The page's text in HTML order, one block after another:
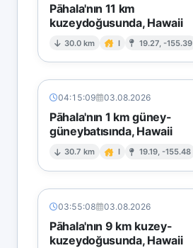
Pāhala'nın 11 km
kuzeydoğusunda, Hawaii
30.0 km I 19.27, -155.39
04:15:09 03.08.2026
Pāhala'nın 1 km güney-
güneybatısında, Hawaii
30.7 km I 19.19, -155.48
03:55:08 03.08.2026
Pāhala'nın 9 km kuzey-
kuzeydoğusunda, Hawaii